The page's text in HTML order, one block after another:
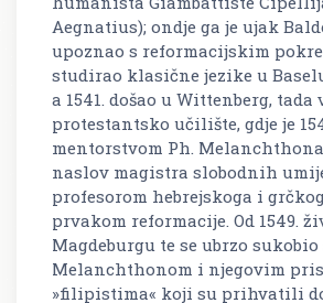
Aegnatius); ondje ga je ujak
upoznao s reformacijskim
studirao klasične jezike u
a 1541. došao u Wittenberg, tada
protestantsko učilište, gdje je
mentorstvom Ph.
naslov magistra slobodnih
profesorom hebrejskoga i
prvakom reformacije. Od 1549.
Magdeburgu te se ubrzo sukobio
Melanchthonom i njegovim
»filipistima« koji su prihvatili